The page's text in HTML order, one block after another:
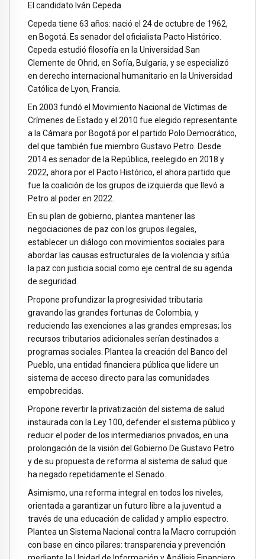
El candidato Iván Cepeda
Cepeda tiene 63 años: nació el 24 de octubre de 1962,
en Bogotá. Es senador del oficialista Pacto Histórico.
Cepeda estudió filosofía en la Universidad San
Clemente de Ohrid, en Sofía, Bulgaria, y se especializó
en derecho internacional humanitario en la Universidad
Católica de Lyon, Francia.
En 2003 fundó el Movimiento Nacional de Víctimas de
Crímenes de Estado y el 2010 fue elegido representante
a la Cámara por Bogotá por el partido Polo Democrático,
del que también fue miembro Gustavo Petro. Desde
2014 es senador de la República, reelegido en 2018 y
2022, ahora por el Pacto Histórico, el ahora partido que
fue la coalición de los grupos de izquierda que llevó a
Petro al poder en 2022.
En su plan de gobierno, plantea mantener las
negociaciones de paz con los grupos ilegales,
establecer un diálogo con movimientos sociales para
abordar las causas estructurales de la violencia y sitúa
la paz con justicia social como eje central de su agenda
de seguridad.
Propone profundizar la progresividad tributaria
gravando las grandes fortunas de Colombia, y
reduciendo las exenciones a las grandes empresas; los
recursos tributarios adicionales serían destinados a
programas sociales. Plantea la creación del Banco del
Pueblo, una entidad financiera pública que lidere un
sistema de acceso directo para las comunidades
empobrecidas.
Propone revertir la privatización del sistema de salud
instaurada con la Ley 100, defender el sistema público y
reducir el poder de los intermediarios privados, en una
prolongación de la visión del Gobierno De Gustavo Petro
y de su propuesta de reforma al sistema de salud que
ha negado repetidamente el Senado.
Asimismo, una reforma integral en todos los niveles,
orientada a garantizar un futuro libre a la juventud a
través de una educación de calidad y amplio espectro.
Plantea un Sistema Nacional contra la Macro corrupción
con base en cinco pilares: transparencia y prevención